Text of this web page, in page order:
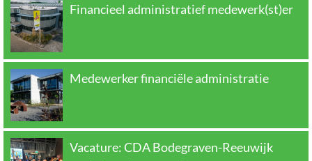
Financieel administratief medewerk(st)er
Medewerker financiële administratie
Vacature: CDA Bodegraven-Reeuwijk